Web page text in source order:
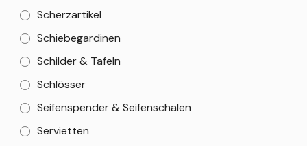
Scherzartikel
Schiebegardinen
Schilder & Tafeln
Schlösser
Seifenspender & Seifenschalen
Servietten